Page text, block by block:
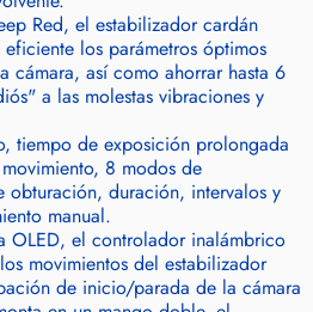
Red, el estabilizador cardán
los parámetros óptimos
cámara, así como ahorrar hasta 6
a las molestas vibraciones y
tiempo de exposición prolongada
8 modos de
obturación, duración, intervalos y
manual.
OLED, el controlador inalámbrico
movimientos del estabilizador
de inicio/parada de la cámara